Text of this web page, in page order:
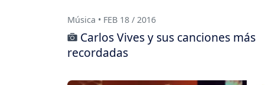
Música • FEB 18 / 2016
Carlos Vives y sus canciones más
recordadas